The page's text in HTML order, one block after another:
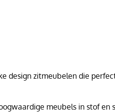
design zitmeubelen die
meubels in stof